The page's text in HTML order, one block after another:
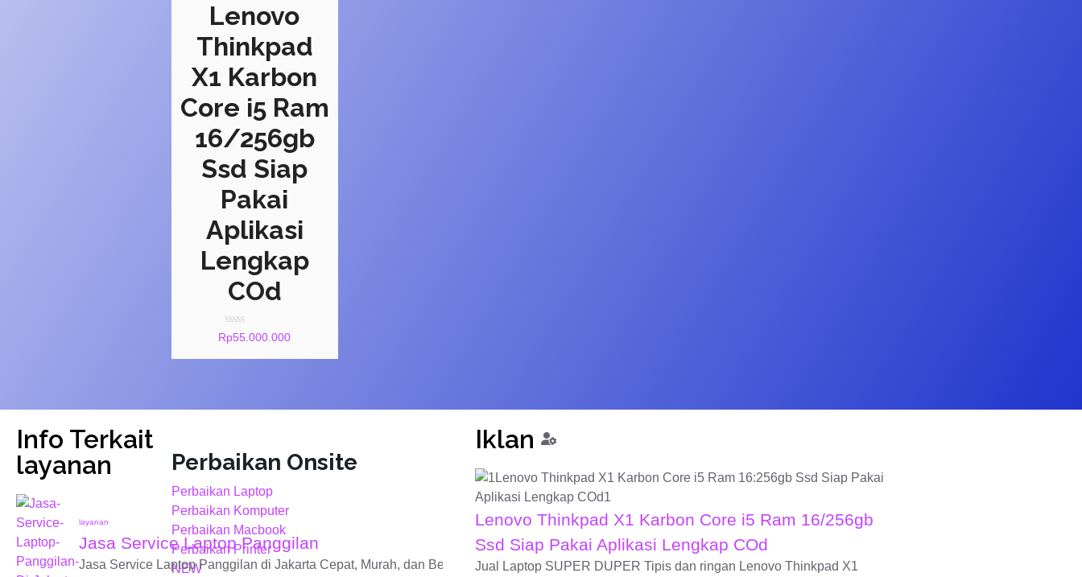
Lenovo
Thinkpad
X1 Karbon
Core i5 Ram
16/256gb
Ssd Siap
Pakai
Aplikasi
Lengkap
COd
Rated
0
Rp55.000.000
Perbaikan Onsite
Perbaikan Laptop
Perbaikan Komputer
Perbaikan Macbook
Perbaikan Printer
NEW
Info Terkait
layanan
layanan
Jasa Service Laptop Panggilan
Jasa Service Laptop Panggilan di Jakarta Cepat, Murah, dan Bergaransi Laptop bermasalah dan butuh penanganan...
Iklan
Lenovo Thinkpad X1 Karbon Core i5 Ram 16/256gb
Ssd Siap Pakai Aplikasi Lengkap COd
Jual Laptop SUPER DUPER Tipis dan ringan Lenovo Thinkpad X1